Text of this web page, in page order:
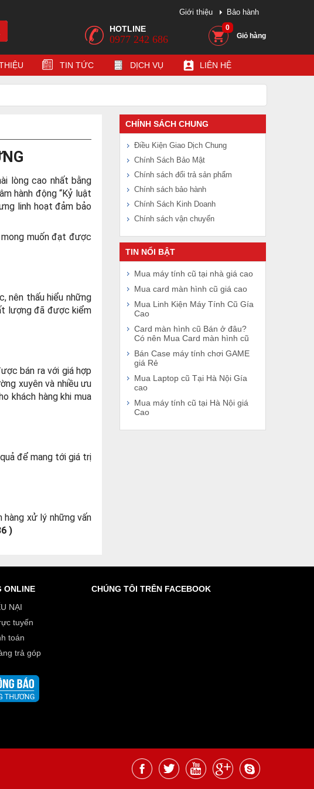
Giới thiệu Bảo hành
0
Giỏ hàng
HOTLINE
0977 242 686
TIN TỨC DỊCH VỤ LIÊN HỆ
CHÍNH SÁCH CHUNG
Điều Kiện Giao Dịch Chung
Chính Sách Bảo Mật
Chính sách đổi trả sản phẩm
Chính sách bảo hành
Chính Sách Kinh Doanh
Chính sách vận chuyển
TIN NỔI BẬT
Mua máy tính cũ tại nhà giá cao
Mua card màn hình cũ giá cao
Mua Linh Kiện Máy Tính Cũ Gía
Cao
Card màn hình cũ Bán ở đâu?
Có nên Mua Card màn hình cũ
Bán Case máy tính chơi GAME
giá Rẻ
Mua Laptop cũ Tại Hà Nội Gía
cao
Mua máy tính cũ tại Hà Nội giá
Cao
lòng cao nhất bằng
hành động “Kỷ luật
linh hoạt đảm bảo
muốn đạt được
nên thấu hiểu những
lượng đã được kiểm
bán ra với giá hợp
xuyên và nhiều ưu
khách hàng khi mua
để mang tới giá trị
xử lý những vấn
)
ONLINE
NẠI
tuyến
toán
trả góp
CHÚNG TÔI TRÊN FACEBOOK